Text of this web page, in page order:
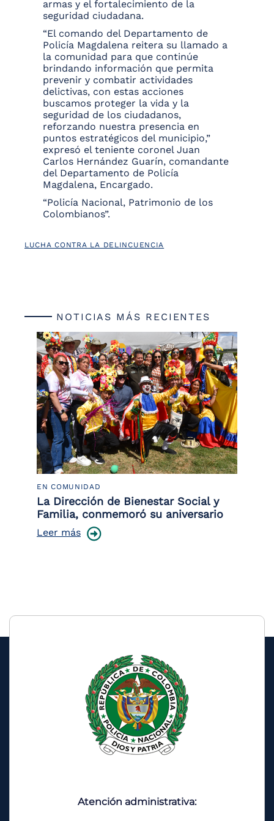
armas y el fortalecimiento de la
seguridad ciudadana.
“El comando del Departamento de
Policía Magdalena reitera su llamado a
la comunidad para que continúe
brindando información que permita
prevenir y combatir actividades
delictivas, con estas acciones
buscamos proteger la vida y la
seguridad de los ciudadanos,
reforzando nuestra presencia en
puntos estratégicos del municipio,”
expresó el teniente coronel Juan
Carlos Hernández Guarín, comandante
del Departamento de Policía
Magdalena, Encargado.
“Policía Nacional, Patrimonio de los
Colombianos”.
LUCHA CONTRA LA DELINCUENCIA
NOTICIAS MÁS RECIENTES
EN COMUNIDAD
La Dirección de Bienestar Social y
Familia, conmemoró su aniversario
Leer más
Atención administrativa: